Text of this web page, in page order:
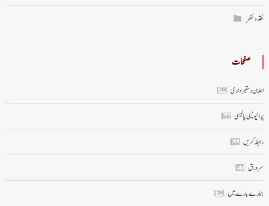
نقد ونظر
صفحات
اعلان دستبرداری
پرائیویسی پالیسی
رابطہ کریں
سر ورق
ہمارے بارے میں